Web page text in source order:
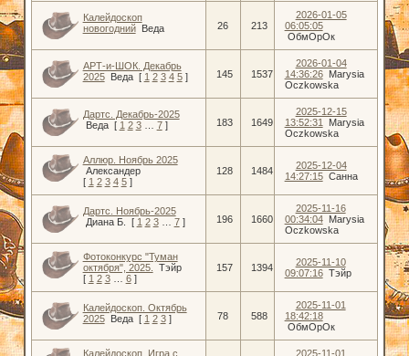
Калейдоскоп
новогодний
Веда 26 213
2026-01-05
06:05:05
ОбмОрОк
АРТ-и-ШОК. Декабрь
2025
Веда [ 1 2 3 4 5 ] 145 1537
2026-01-04
14:36:26
Marysia
Oczkowska
Дартс. Декабрь-2025
Веда [ 1 2 3 7 ] 183 1649
2025-12-15
13:52:31
Marysia
Oczkowska
Аллюр. Ноябрь 2025
Александер
[ 1 2 3 4 5 ]
128 1484
2025-12-04
14:27:15 Санна
Дартс. Ноябрь-2025
Диана Б.
[ 1 2 3 7 ] 196 1660
2025-11-16
00:34:04
Marysia
Oczkowska
Фотоконкурс "Туман
октября", 2025.
Тэйр
[ 1 2 3 6 ]
157 1394
2025-11-10
09:07:16 Тэйр
Калейдоскоп. Октябрь
2025
Веда [ 1 2 3 ] 78 588
2025-11-01
18:42:18
ОбмОрОк
Калейдоскоп. Игра с 2025-11-01